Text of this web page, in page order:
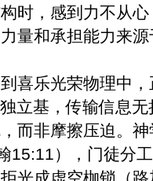
时，感到力不从
量和承担能力来源
喜乐光荣物理中
立基，传输信息
而非摩擦压迫。
15:11），门徒分